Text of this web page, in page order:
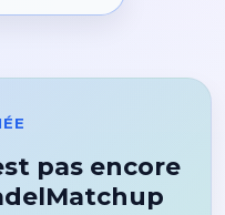
pas encore